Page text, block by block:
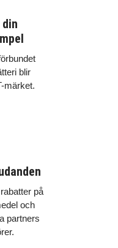
blir
märket.
på
och
partners